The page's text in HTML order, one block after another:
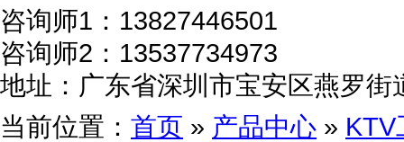
咨询师1： 13827446501
咨询师2： 13537734973
地址： 广东省深圳市宝安区燕罗
当前位置： 首页 » 产品中心 » KTV